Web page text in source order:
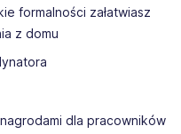
formalności załatwiasz
z domu
dla pracowników